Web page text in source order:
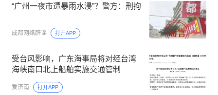
“广州一夜市遭暴雨水浸”？警方：刑拘
成都网络辟谣 打开APP
受台风影响，广东海事局将对经台湾
海峡南口北上船舶实施交通管制
爱济南 打开APP